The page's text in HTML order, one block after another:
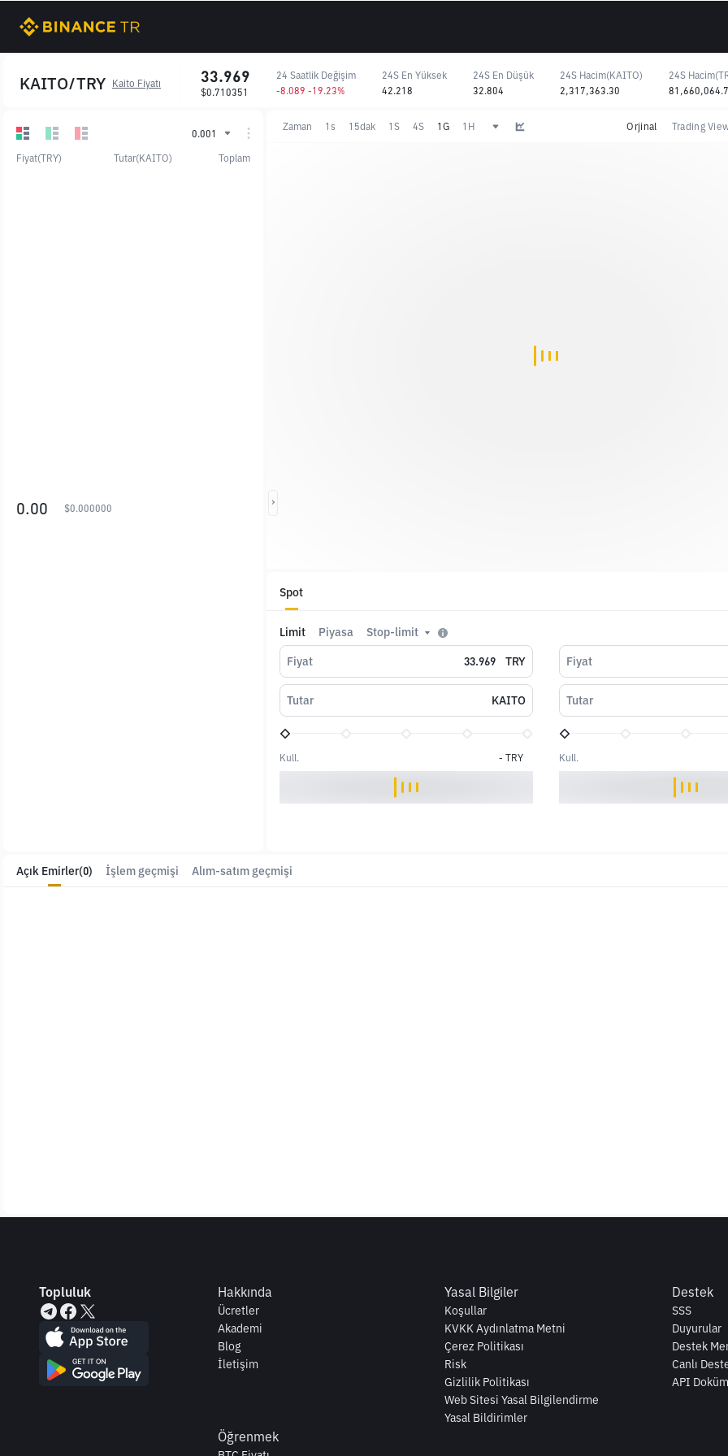
0.001
Fiyat(TRY)
Tutar(KAITO) Toplam
0.00 $0.000000
Zaman 1s 15dak 1S 4S 1G 1H Orjinal Trading
KAITO/TRY Kaito Fiyatı 33.969
$0.710351
24 Saatlik Değişim
-8.089 -19.23%
24S En Yüksek
42.218
24S En Düşük
32.804
24S Hacim(KAITO)
2,317,363.30
24S
Spot
Limit Piyasa
Stop-limit
Fiyat
TRY
Tutar KAITO
Kull. - TRY
Fiyat
Tutar
Kull.
Açık Emirler(0) İşlem geçmişi Alım-satım geçmişi
Topluluk Hakkında
Ücretler
Akademi
Blog
İletişim
Yasal Bilgiler
Koşullar
KVKK Aydınlatma Metni
Çerez Politikası
Risk
Gizlilik Politikası
Web Sitesi Yasal Bilgilendirme
Yasal Bildirimler
Destek
SSS
Duyurular
Destek
Canlı
API
Öğrenmek